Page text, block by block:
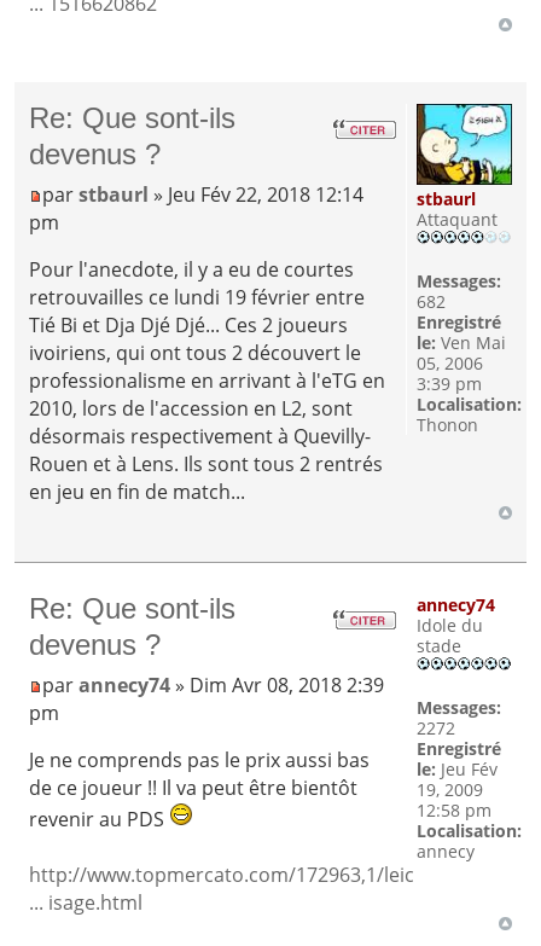
Re: Que sont-ils
devenus ?
parstbaurl » Jeu Fév 22, 2018 12:14
pm
Pour l'anecdote, il y a eu de courtes
retrouvailles ce lundi 19 février entre
Tié Bi et Dja Djé Djé... Ces 2 joueurs
ivoiriens, qui ont tous 2 découvert le
professionalisme en arrivant à l'eTG en
2010, lors de l'accession en L2, sont
désormais respectivement à Quevilly-
Rouen et à Lens. Ils sont tous 2 rentrés
en jeu en fin de match...
stbaurl
Attaquant
Messages:
682
Enregistré
le: Ven Mai
05, 2006
3:39 pm
Localisation:
Thonon
Re: Que sont-ils
devenus ?
parannecy74» Dim Avr 08, 2018 2:39
pm
Je ne comprends pas le prix aussi bas
de ce joueur !! Il va peut être bientôt
revenir au PDS
http://www.topmercato.com/172963,1/leic
... isage.html
annecy74
Idole du
stade
Messages:
2272
Enregistré
le: Jeu Fév
19, 2009
12:58 pm
Localisation:
annecy